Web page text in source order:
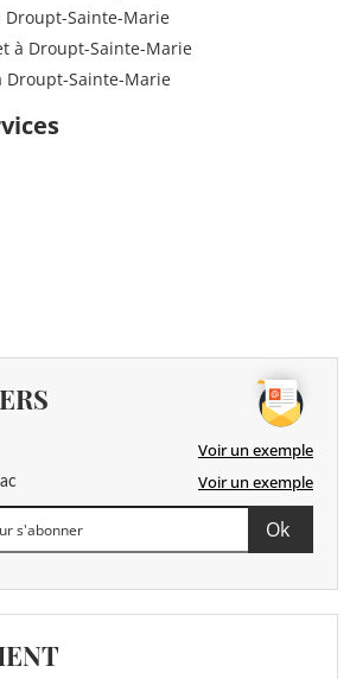
Droupt-Sainte-Marie
à Droupt-Sainte-Marie
Droupt-Sainte-Marie
Voir un exemple
Voir un exemple